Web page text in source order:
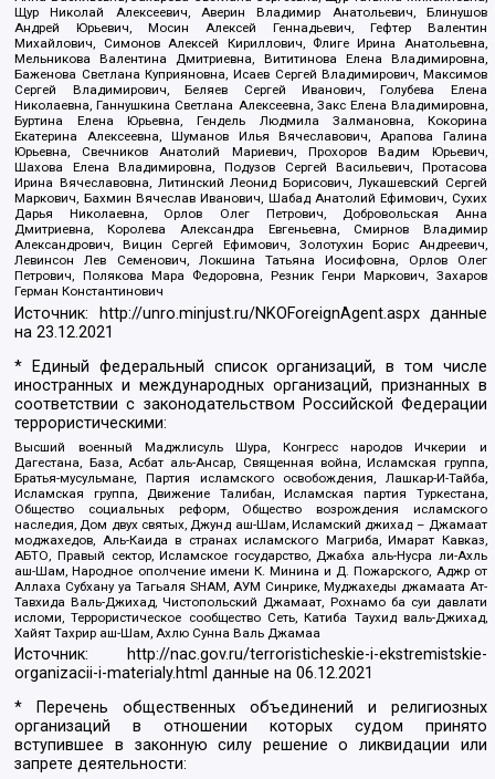
Щур Николай Алексеевич, Аверин Владимир Анатольевич, Блинушов
Андрей Юрьевич, Мосин Алексей Геннадьевич, Гефтер Валентин
Михайлович, Симонов Алексей Кириллович, Флиге Ирина Анатольевна,
Мельникова Валентина Дмитриевна, Вититинова Елена Владимировна,
Баженова Светлана Куприяновна, Исаев Сергей Владимирович, Максимов
Сергей Владимирович, Беляев Сергей Иванович, Голубева Елена
Николаевна, Ганнушкина Светлана Алексеевна, Закс Елена Владимировна,
Буртина Елена Юрьевна, Гендель Людмила Залмановна, Кокорина
Екатерина Алексеевна, Шуманов Илья Вячеславович, Арапова Галина
Юрьевна, Свечников Анатолий Мариевич, Прохоров Вадим Юрьевич,
Шахова Елена Владимировна, Подузов Сергей Васильевич, Протасова
Ирина Вячеславовна, Литинский Леонид Борисович, Лукашевский Сергей
Маркович, Бахмин Вячеслав Иванович, Шабад Анатолий Ефимович, Сухих
Дарья Николаевна, Орлов Олег Петрович, Добровольская Анна
Дмитриевна, Королева Александра Евгеньевна, Смирнов Владимир
Александрович, Вицин Сергей Ефимович, Золотухин Борис Андреевич,
Левинсон Лев Семенович, Локшина Татьяна Иосифовна, Орлов Олег
Петрович, Полякова Мара Федоровна, Резник Генри Маркович, Захаров
Герман Константинович
Источник: http://unro.minjust.ru/NKOForeignAgent.aspxданные
на23.12.2021
* Единый федеральный список организаций, в том числе
иностранных и международных организаций, признанных в
соответствии с законодательством Российской Федерации
террористическими:
Высший военный Маджлисуль Шура, Конгресс народов Ичкерии и
Дагестана, База, Асбат аль-Ансар, Священная война, Исламская группа,
Братья-мусульмане, Партия исламского освобождения, Лашкар-И-Тайба,
Исламская группа, Движение Талибан, Исламская партия Туркестана,
Общество социальных реформ, Общество возрождения исламского
наследия, Дом двух святых, Джунд аш-Шам, Исламский джихад – Джамаат
моджахедов, Аль-Каида в странах исламского Магриба, Имарат Кавказ,
АБТО, Правый сектор, Исламское государство, Джабха аль-Нусра ли-Ахль
аш-Шам, Народное ополчение имени К. Минина и Д. Пожарского, Аджр от
Аллаха Субхану уа Тагьаля SHAM, АУМ Синрике, Муджахеды джамаата Ат-
Тавхида Валь-Джихад, Чистопольский Джамаат, Рохнамо ба суи давлати
исломи, Террористическое сообщество Сеть, Катиба Таухид валь-Джихад,
Хайят Тахрир аш-Шам, Ахлю Сунна Валь Джамаа
Источник:
http://nac.gov.ru/terroristicheskie-i-ekstremistskie-
organizacii-i-materialy.html данные на06.12.2021
* Перечень общественных объединений и религиозных
организаций в отношении которых судом принято
вступившее в законную силу решение о ликвидации или
запрете деятельности: